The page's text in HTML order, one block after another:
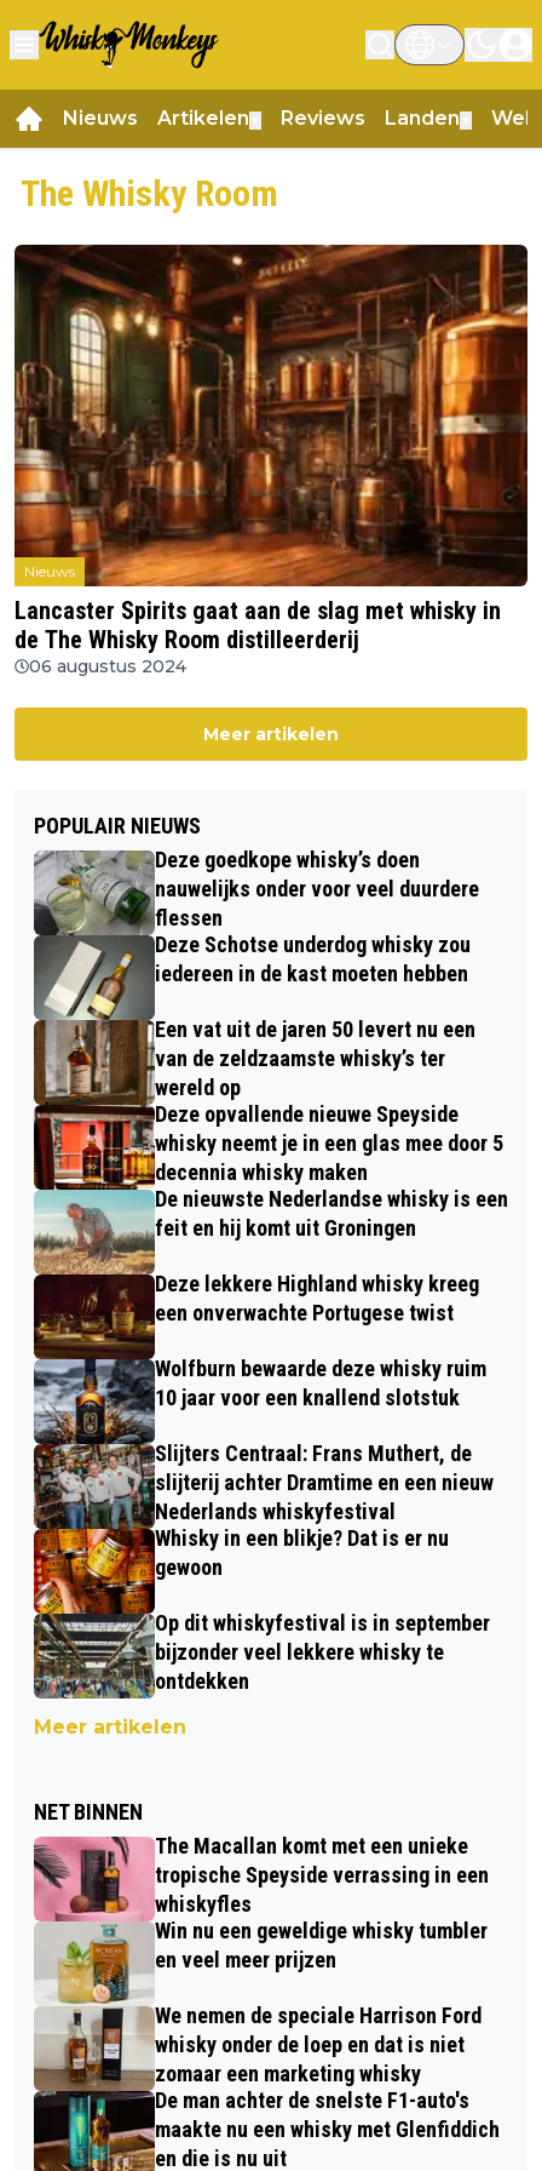
Nieuws Artikelen Reviews Landen
The Whisky Room
Nieuws
Lancaster Spirits gaat aan de slag met whisky in
de The Whisky Room distilleerderij
06 augustus 2024
Meer artikelen
POPULAIR NIEUWS
Deze goedkope whisky’s doen
nauwelijks onder voor veel duurdere
flessen
Deze Schotse underdog whisky zou
iedereen in de kast moeten hebben
Een vat uit de jaren 50 levert nu een
van de zeldzaamste whisky’s ter
wereld op
Deze opvallende nieuwe Speyside
whisky neemt je in een glas mee door 5
decennia whisky maken
De nieuwste Nederlandse whisky is een
feit en hij komt uit Groningen
Deze lekkere Highland whisky kreeg
een onverwachte Portugese twist
Wolfburn bewaarde deze whisky ruim
10 jaar voor een knallend slotstuk
Slijters Centraal: Frans Muthert, de
slijterij achter Dramtime en een nieuw
Nederlands whiskyfestival
Whisky in een blikje? Dat is er nu
gewoon
Op dit whiskyfestival is in september
bijzonder veel lekkere whisky te
ontdekken
Meer artikelen
NET BINNEN
The Macallan komt met een unieke
tropische Speyside verrassing in een
whiskyfles
Win nu een geweldige whisky tumbler
en veel meer prijzen
We nemen de speciale Harrison Ford
whisky onder de loep en dat is niet
zomaar een marketing whisky
De man achter de snelste F1-auto's
maakte nu een whisky met Glenfiddich
en die is nu uit